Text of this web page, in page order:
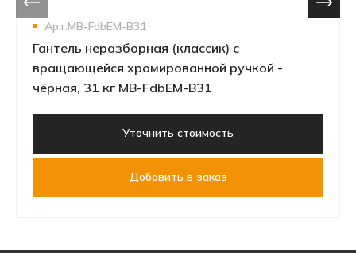
Арт.MB-FdbEM-B31
Гантель неразборная (классик) с
вращающейся хромированной ручкой -
чёрная, 31 кг MB-FdbEM-B31
Уточнить стоимость
Добавить в заказ